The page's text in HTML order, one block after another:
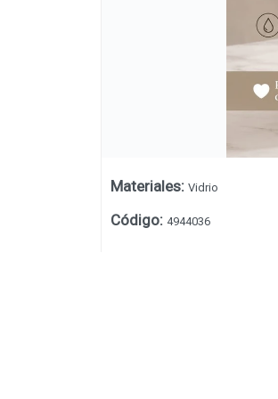
Materiales: Vidrio
Código: 4944036